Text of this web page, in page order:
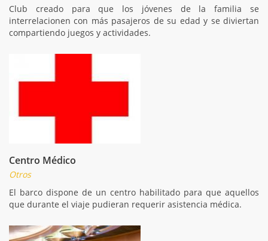
Club creado para que los jóvenes de la familia se
interrelacionen con más pasajeros de su edad y se diviertan
compartiendo juegos y actividades.
Centro Médico
Otros
El barco dispone de un centro habilitado para que aquellos
que durante el viaje pudieran requerir asistencia médica.